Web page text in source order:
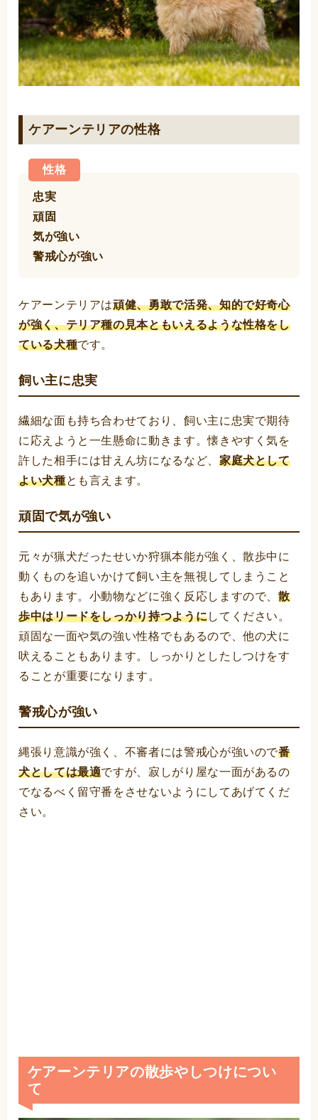
ケアーンテリアの性格
性格
忠実
頑固
気が強い
警戒心が強い
ケアーンテリアは頑健、勇敢で活発、知的で好奇心
が強く、テリア種の見本ともいえるような性格をし
ている犬種です。
飼い主に忠実
繊細な面も持ち合わせており、飼い主に忠実で期待
に応えようと一生懸命に動きます。懐きやすく気を
許した相手には甘えん坊になるなど、 家庭犬として
よい犬種とも言えます。
頑固で気が強い
元々が猟犬だったせいか狩猟本能が強く、散歩中に
動くものを追いかけて飼い主を無視してしまうこと
もあります。小動物などに強く反応しますので、散
歩中はリードをしっかり持つようにしてください。
頑固な一面や気の強い性格でもあるので、他の犬に
吠えることもあります。しっかりとしたしつけをす
ることが重要になります。
警戒心が強い
縄張り意識が強く、不審者には警戒心が強いので番
犬としては最適ですが、寂しがり屋な一面があるの
でなるべく留守番をさせないようにしてあげてくだ
さい。
ケアーンテリアの散歩やしつけについ
て